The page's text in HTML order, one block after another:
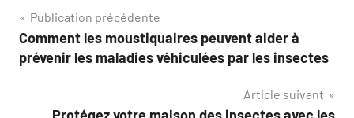
Navigation
de
Publication précédente
Comment les moustiquaires peuvent aider à
prévenir les maladies véhiculées par les insectes
Article suivant
Protégez votre maison des insectes avec les